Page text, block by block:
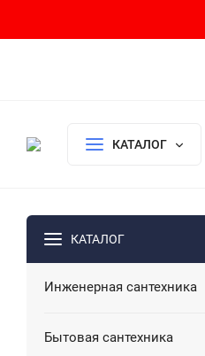
КАТАЛОГ
КАТАЛОГ
Инженерная сантехника
Бытовая сантехника